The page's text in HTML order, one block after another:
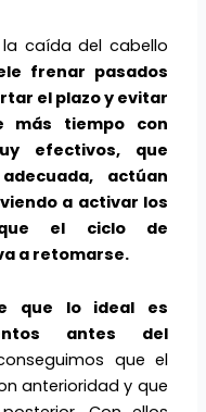
caída del cabello
frenar pasados
el plazo y evitar
más tiempo con
efectivos, que
actúan
a activar los
el ciclo de
a retomarse.
que lo ideal es
antes del
que el
anterioridad y que